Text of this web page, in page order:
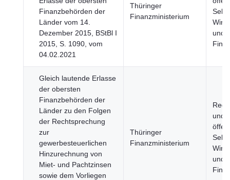
Finanzbehörden der
Länder vom 14.
Dezember 2015, BStBl I
2015, S. 1090, vom
04.02.2021
Thüringer
Finanzministerium
und
Gleich lautende Erlasse
der obersten
Finanzbehörden der
Länder zu den Folgen
der Rechtsprechung
zur
gewerbesteuerlichen
Hinzurechnung von
Miet- und Pachtzinsen
sowie dem Vorliegen
Thüringer
Finanzministerium
und
und